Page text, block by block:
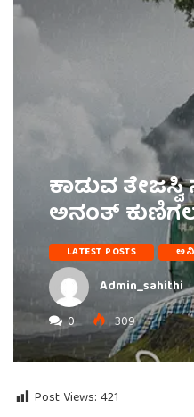
ಕಾಡುವ
ಅನಂತ್
LATEST POSTS
Admin_sahithi
0
309
Post Views: 421